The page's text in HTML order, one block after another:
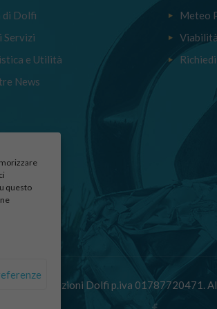
questo
di Dolfi
Servizi
e Utilità
News
Meteo
Autodemolizioni Dolfi p.iva 01787720471.